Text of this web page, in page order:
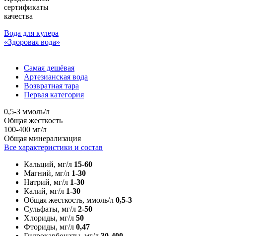
сертификаты
качества
Вода для кулера
«Здоровая вода»
Самая дешёвая
Артезианская вода
Возвратная тара
Первая категория
0,5-3 ммоль/л
Общая жесткость
100-400 мг/л
Общая минерализация
Все характеристики и состав
Кальций, мг/л 15-60
Магний, мг/л 1-30
Натрий, мг/л 1-30
Калий, мг/л 1-30
Общая жесткость, ммоль/л 0,5-3
Сульфаты, мг/л 2-50
Хлориды, мг/л 50
Фториды, мг/л 0,47